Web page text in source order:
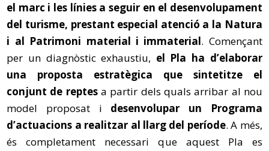
el marc i les línies a seguir en el desenvolupament
del turisme, prestant especial atenció a la Natura
i al Patrimoni material i immaterial. Començant
per un diagnòstic exhaustiu, el Pla ha d’elaborar
una proposta estratègica que sintetitze el
conjunt de reptesa partir dels quals arribar al nou
model proposat i desenvolupar un Programa
d’actuacions a realitzar al llarg del període. A més,
és completament necessari que aquest Pla es